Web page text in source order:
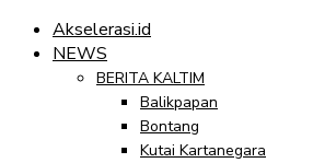
Akselerasi.id
NEWS
BERITA KALTIM
Balikpapan
Bontang
Kutai Kartanegara